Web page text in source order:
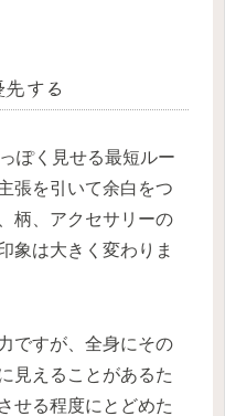
する
ぽく見せる最短ルー
張を引いて余白をつ
柄、アクセサリーの
象は大きく変わりま
ですが、全身にその
見えることがあるた
せる程度にとどめた